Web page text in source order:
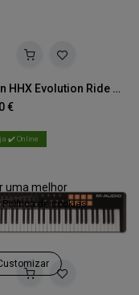
Sabian HHX Evolution Ride 20"
€
✔️ Online
uma melhor
Política de cookies